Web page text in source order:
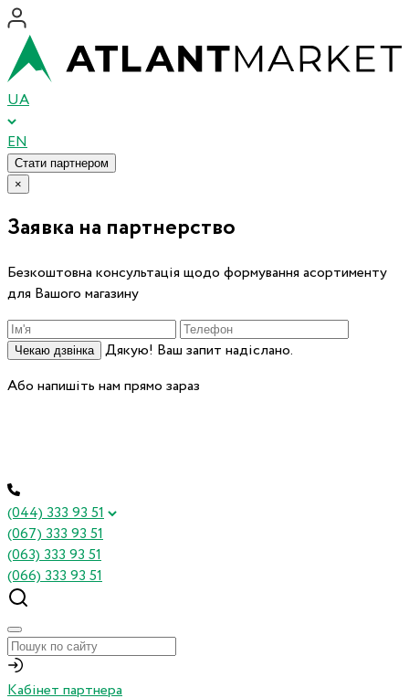
UA
EN
Стати партнером
×
Заявка на партнерство
Безкоштовна консультація щодо формування асортименту
для Вашого магазину
Чекаю дзвінка
Дякую! Ваш запит надіслано.
Або напишіть нам прямо зараз
(044) 333 93 51
(067) 333 93 51
(063) 333 93 51
(066) 333 93 51
Кабінет партнера